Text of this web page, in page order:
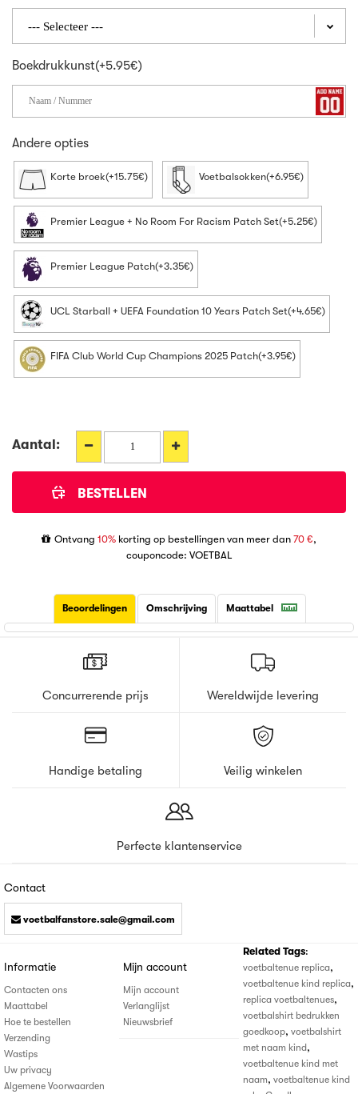
Boekdrukkunst(+5.95€)
Andere opties
Korte broek(+15.75€) Voetbalsokken(+6.95€)
Premier League + No Room For Racism Patch Set(+5.25€)
Premier League Patch(+3.35€)
UCL Starball + UEFA Foundation 10 Years Patch Set(+4.65€)
FIFA Club World Cup Champions 2025 Patch(+3.95€)
Aantal:
Ontvang 10% korting op bestellingen van meer dan 70 €,
couponcode: VOETBAL
Beoordelingen Omschrijving Maattabel
Concurrerende prijs Wereldwijde levering
Handige betaling Veilig winkelen
Perfecte klantenservice
Contact
voetbalfanstore.sale@gmail.com
Informatie
Contacten ons
Maattabel
Hoe te bestellen
Verzending
Wastips
Uw privacy
Algemene Voorwaarden
Mijn account
Mijn account
Verlanglijst
Nieuwsbrief
Related Tags:
voetbaltenue replica,
voetbaltenue kind replica,
replica voetbaltenues,
voetbalshirt bedrukken
goedkoop, voetbalshirt
met naam kind,
voetbaltenue kind met
naam, voetbaltenue kind